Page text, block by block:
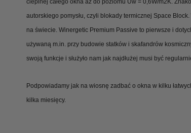
cieplnej całego okna aż do poziomu Uw = 0,6W/m2K.
autorskiego pomysłu, czyli blokady termicznej Space
na świecie. Winergetic Premium Passive to pierwsze i
używaną m.in. przy budowie statków i skafandrów
swoją funkcje i służyło nam jak najdłużej musi być
Podpowiadamy jak na wiosnę zadbać o okna w kilku
kilka miesięcy.